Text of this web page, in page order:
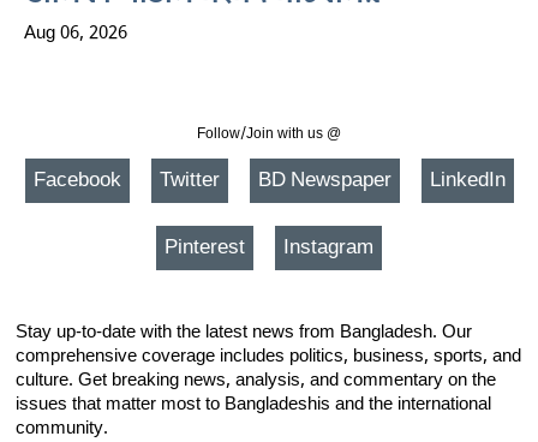
Aug 06, 2026
Follow/Join with us @
Facebook Twitter BD Newspaper LinkedIn
Pinterest Instagram
Stay up-to-date with the latest news from Bangladesh. Our
comprehensive coverage includes politics, business, sports, and
culture. Get breaking news, analysis, and commentary on the
issues that matter most to Bangladeshis and the international
community.